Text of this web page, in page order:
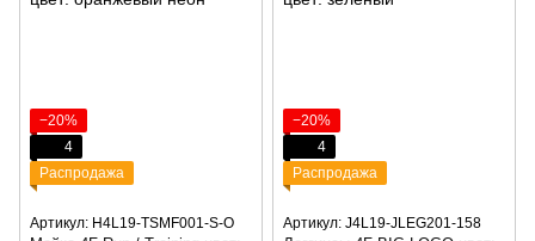
−20%
4
Распродажа
Артикул: H4L19-TSMF001-S-O
−20%
4
Распродажа
Артикул: J4L19-JLEG201-158